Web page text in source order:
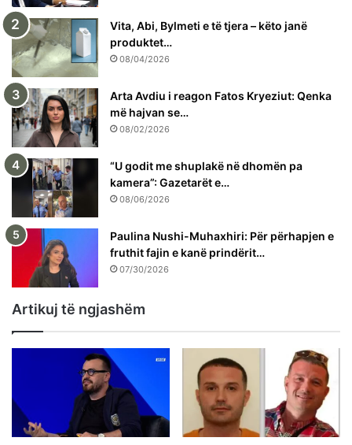
Vita, Abi, Bylmeti e të tjera – këto janë
produktet…
08/04/2026
Arta Avdiu i reagon Fatos Kryeziut: Qenka
më hajvan se…
08/02/2026
“U godit me shuplakë në dhomën pa
kamera”: Gazetarët e…
08/06/2026
Paulina Nushi-Muhaxhiri: Për përhapjen e
fruthit fajin e kanë prindërit…
07/30/2026
Artikuj të ngjashëm